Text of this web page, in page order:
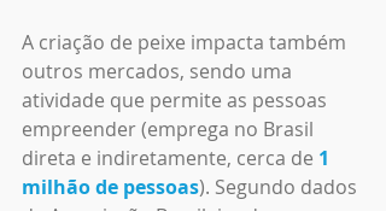
A criação de peixe impacta também
outros mercados, sendo uma
atividade que permite as pessoas
empreender (emprega no Brasil
direta e indiretamente, cerca de 1
milhão de pessoas). Segundo dados